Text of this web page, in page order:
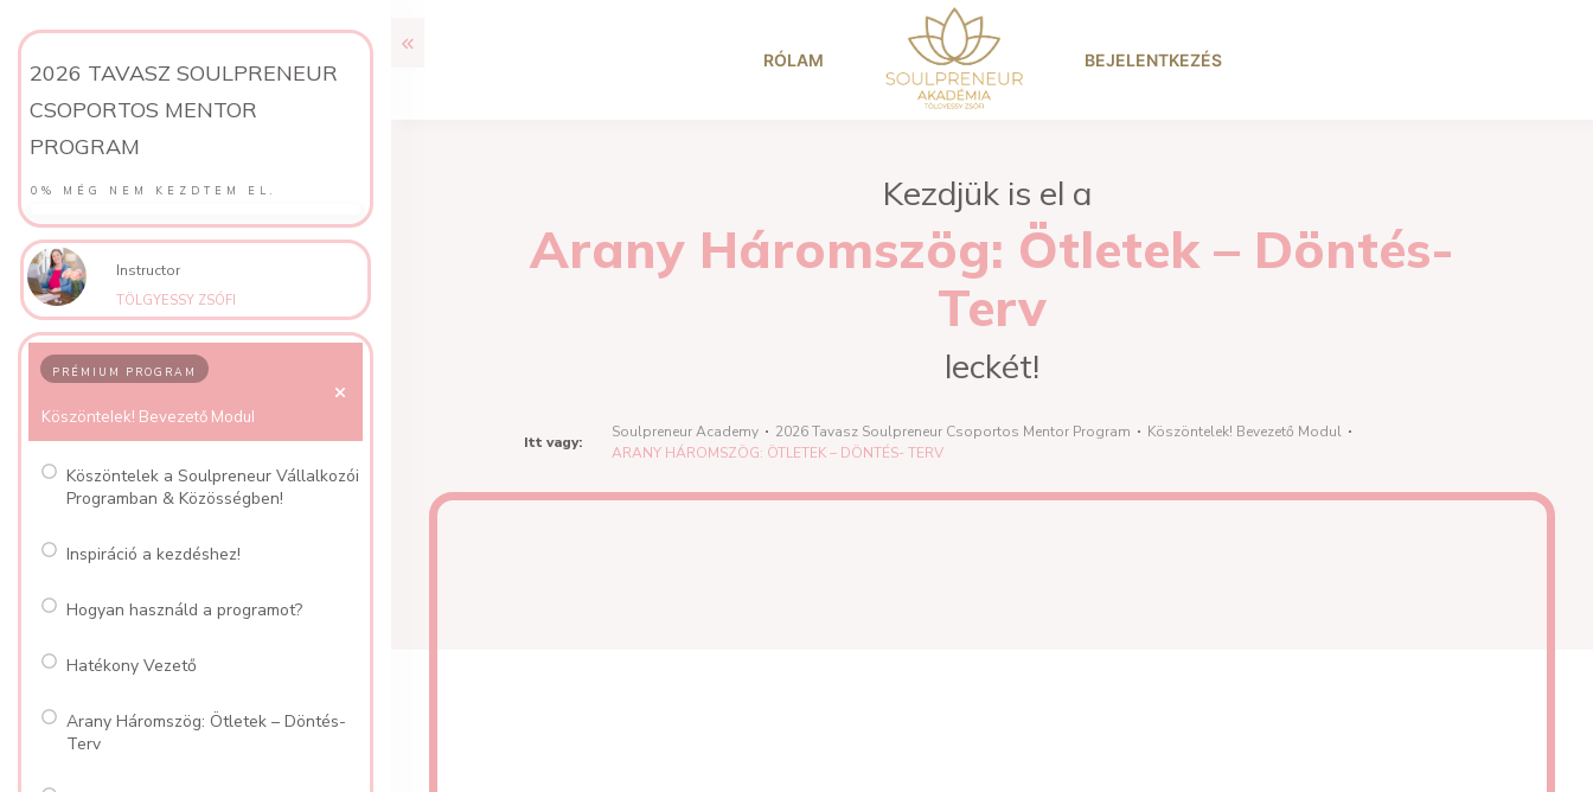
RÓLAM BEJELENTKEZÉS
Kezdjük is el a
Arany Háromszög: Ötletek – Döntés-
Terv
leckét!
Itt vagy:
Soulpreneur Academy 2026 Tavasz Soulpreneur Csoportos Mentor Program
Köszöntelek! Bevezető Modul
ARANY HÁROMSZÖG: ÖTLETEK – DÖNTÉS- TERV
2026 TAVASZ SOULPRENEUR
CSOPORTOS MENTOR
PROGRAM
0% MÉG NEM KEZDTEM EL.
Instructor
TÖLGYESSY ZSÓFI
PRÉMIUM PROGRAM
Köszöntelek! Bevezető Modul
Köszöntelek a Soulpreneur Vállalkozói
Programban & Közösségben!
Inspiráció a kezdéshez!
Hogyan használd a programot?
Hatékony Vezető
Arany Háromszög: Ötletek – Döntés-
Terv